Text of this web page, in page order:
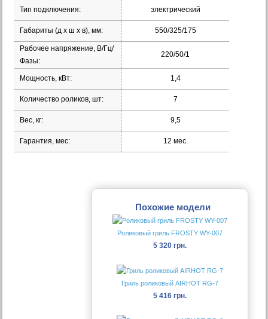
Тип подключения: электрический
Габариты (д х ш х в), мм: 550/325/175
Рабочее напряжение, В/Гц/
Фазы:
220/50/1
Мощность, кВт: 1,4
Количество роликов, шт: 7
Вес, кг: 9,5
Гарантия, мес: 12 мес.
Похожие модели
Роликовый гриль FROSTY WY-007
5 320 грн.
Гриль роликовый AIRHOT RG-7
5 416 грн.